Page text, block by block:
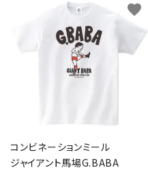
コンビネーションミール
ジャイアント馬場G.BABA
favorite